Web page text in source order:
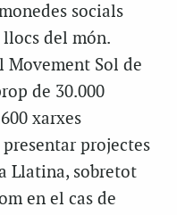
socials
del món.
Movement Sol de
de 30.000
xarxes
projectes
Llatina, sobretot
en el cas de